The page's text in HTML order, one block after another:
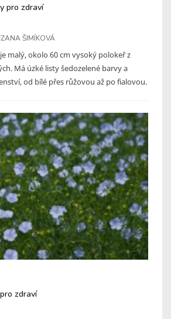
pro zdraví
ŠIMÍKOVÁ
malý, okolo 60 cm vysoký polokeř z
Má úzké listy šedozelené barvy a
od bílé přes růžovou až po fialovou.
zdraví